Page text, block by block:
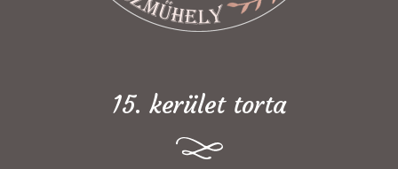
15. kerület torta